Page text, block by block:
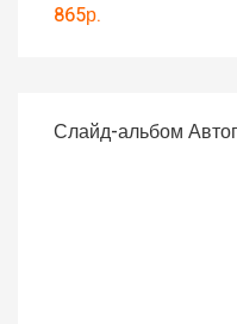
865р.
Слайд-альбом